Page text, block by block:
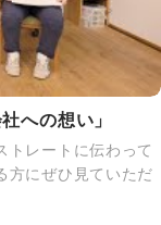
への想い」
トレートに伝わって
方にぜひ見ていただ